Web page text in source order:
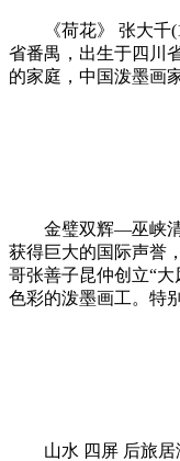
《荷花》 张大千
省番禺，出生于四川
的家庭，中国泼墨画
金璧双辉—巫峡清
获得巨大的国际声誉
哥张善子昆仲创立“
色彩的泼墨画工。特
山水 四屏 后旅居